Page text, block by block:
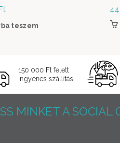
teszem
150 000 Ft felett
ingyenes szállítás
MINKET A SOCIAL